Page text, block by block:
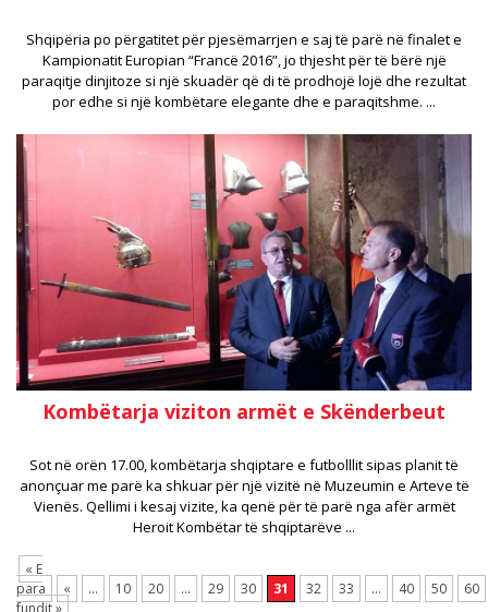
Shqipëria po përgatitet për pjesëmarrjen e saj të parë në finalet e
Kampionatit Europian “Francë 2016”, jo thjesht për të bërë një
paraqitje dinjitoze si një skuadër që di të prodhojë lojë dhe rezultat
por edhe si një kombëtare elegante dhe e paraqitshme. ...
Kombëtarja viziton armët e Skënderbeut
Sot në orën 17.00, kombëtarja shqiptare e futbolllit sipas planit të
anonçuar me parë ka shkuar për një vizitë në Muzeumin e Arteve të
Vienës. Qellimi i kesaj vizite, ka qenë për të parë nga afër armët
Heroit Kombëtar të shqiptarëve ...
« E
para
« ... 10 20 ... 29 30 31 32 33 ... 40 50
60
fundit »